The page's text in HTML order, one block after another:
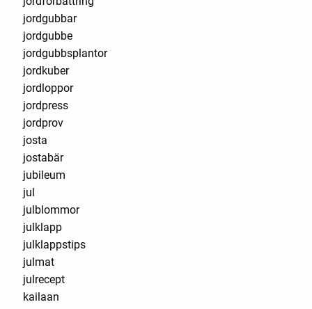
jordgubbar
jordgubbe
jordgubbsplantor
jordkuber
jordloppor
jordpress
jordprov
josta
jostabär
jubileum
jul
julblommor
julklapp
julklappstips
julmat
julrecept
kailaan